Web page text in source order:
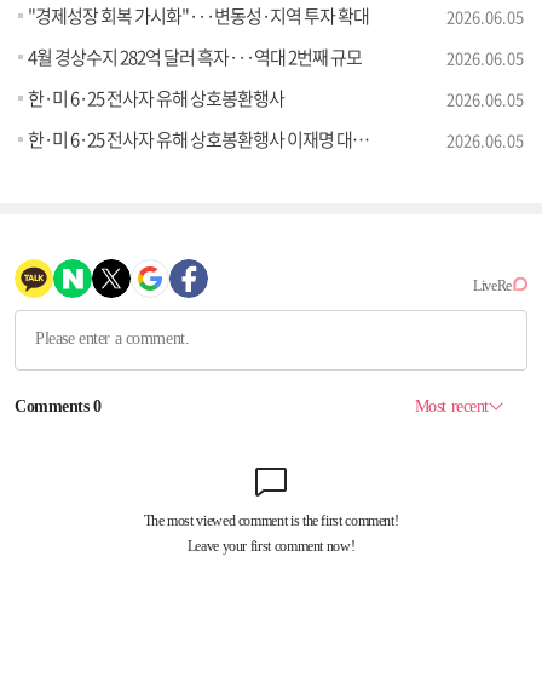
"경제성장 회복 가시화"···변동성·지역 투자 확대 2026.06.05
4월 경상수지 282억 달러 흑자···역대 2번째 규모 2026.06.05
한·미 6·25 전사자 유해 상호봉환행사 2026.06.05
한·미 6·25 전사자 유해 상호봉환행사 이재명 대통령 추모사 2026.06.05